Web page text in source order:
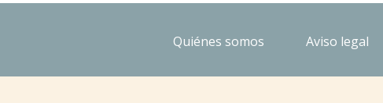
Quiénes somos Aviso legal